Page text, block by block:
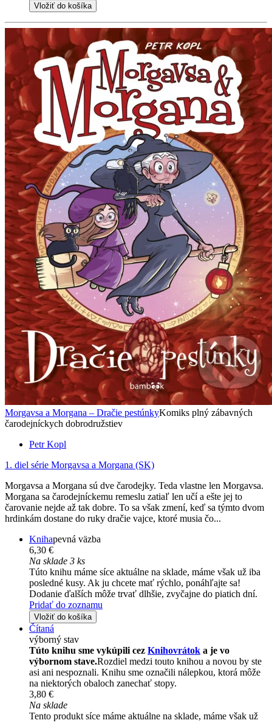
Vložiť do košíka
Morgavsa a Morgana – Dračie pestúnkyKomiks plný zábavných
čarodejníckych dobrodružstiev
Petr Kopl
1. diel série Morgavsa a Morgana (SK)
Morgavsa a Morgana sú dve čarodejky. Teda vlastne len Morgavsa.
Morgana sa čarodejníckemu remeslu zatiaľ len učí a ešte jej to
čarovanie nejde až tak dobre. To sa však zmení, keď sa týmto dvom
hrdinkám dostane do ruky dračie vajce, ktoré musia čo...
Knihapevná väzba
6,30 €
Na sklade 3 ks
Túto knihu máme síce aktuálne na sklade, máme však už iba
posledné kusy. Ak ju chcete mať rýchlo, ponáhľajte sa!
Dodanie ďalších môže trvať dlhšie, zvyčajne do piatich dní.
Pridať do zoznamu
Vložiť do košíka
Čítaná
výborný stav
Túto knihu sme vykúpili cez Knihovrátok a je vo
výbornom stave.Rozdiel medzi touto knihou a novou by ste
asi ani nespoznali. Knihu sme označili nálepkou, ktorá môže
na niektorých obaloch zanechať stopy.
3,80 €
Na sklade
Tento produkt síce máme aktuálne na sklade, máme však už